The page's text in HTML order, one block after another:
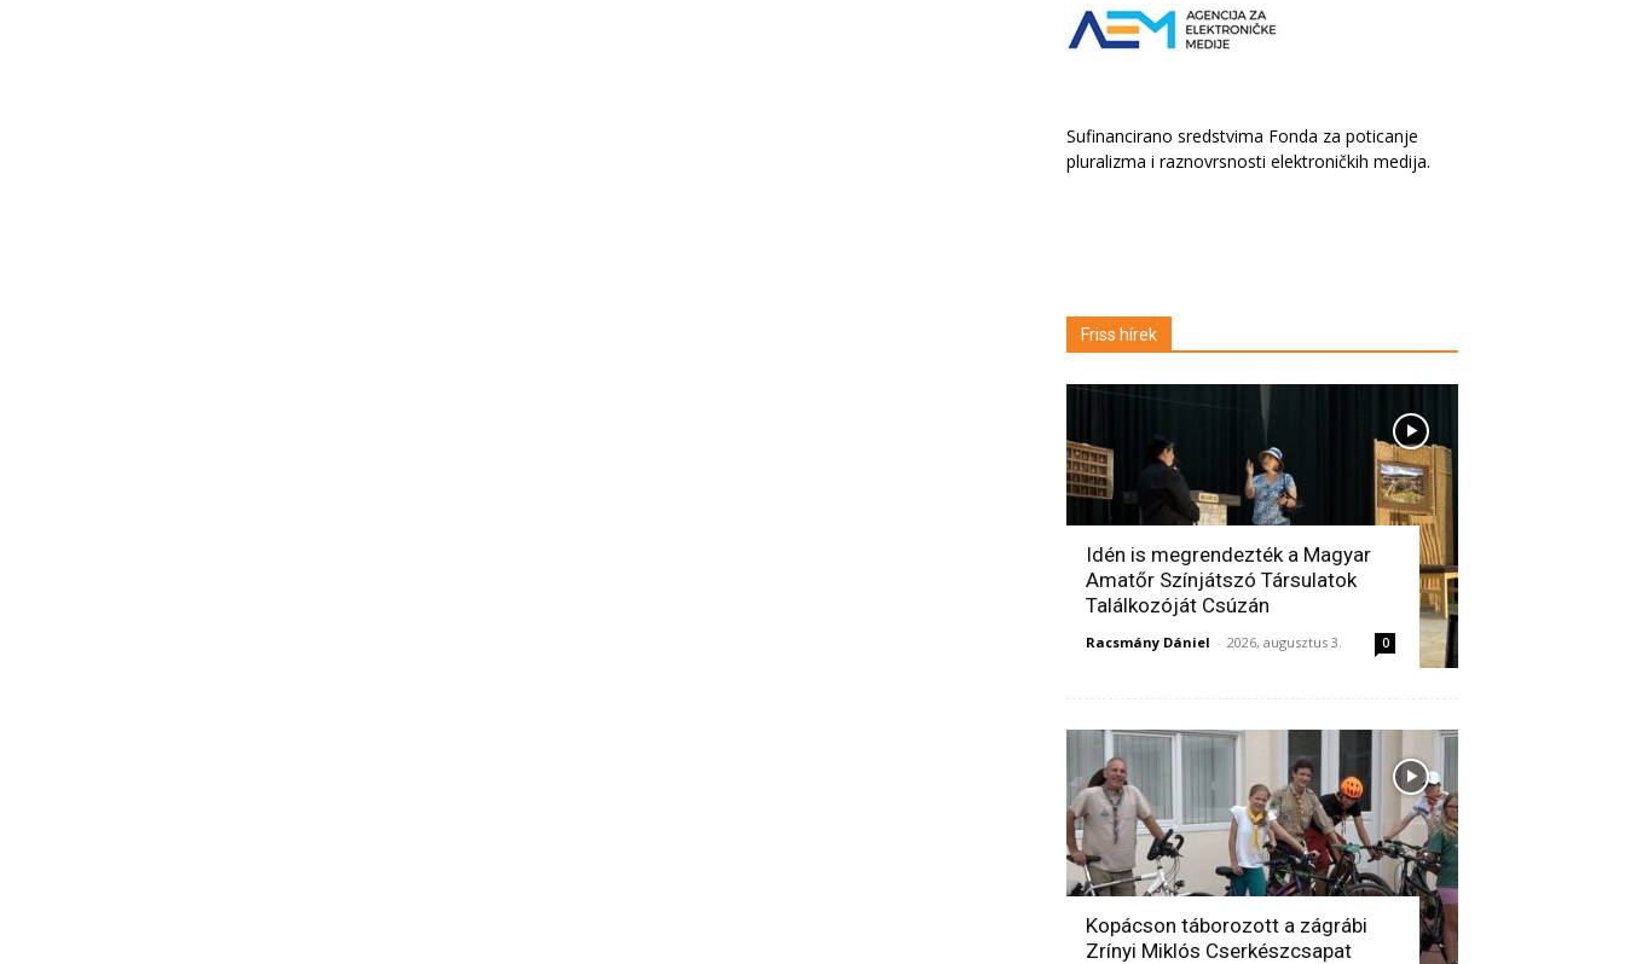
Sufinancirano sredstvima Fonda za poticanje
pluralizma i raznovrsnosti elektroničkih medija.
Friss hírek
Idén is megrendezték a Magyar
Amatőr Színjátszó Társulatok
Találkozóját Csúzán
Racsmány Dániel - 2026, augusztus 3. 0
Kopácson táborozott a zágrábi
Zrínyi Miklós Cserkészcsapat